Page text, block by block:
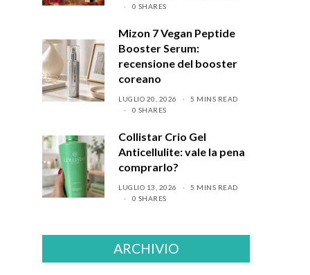
0 SHARES
Mizon 7 Vegan Peptide
Booster Serum:
recensione del booster
coreano
LUGLIO 20, 2026
5 MINS READ
0 SHARES
Collistar Crio Gel
Anticellulite: vale la pena
comprarlo?
LUGLIO 13, 2026
5 MINS READ
0 SHARES
ARCHIVIO